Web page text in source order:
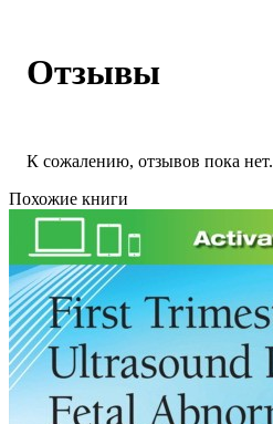
Отзывы
К сожалению, отзывов пока нет.
Похожие книги